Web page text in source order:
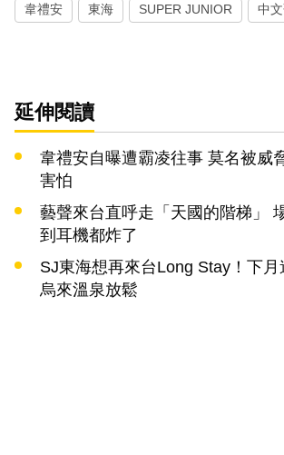
韋禮安 東海 SUPER JUNIOR 中
延伸閱讀
韋禮安自曝遭霸凌往事 莫名被威
害怕
藝聲來台直呼走「天國的階梯」
到耳機都炸了
SJ東海想再來台Long Stay！下
烏來溫泉放鬆